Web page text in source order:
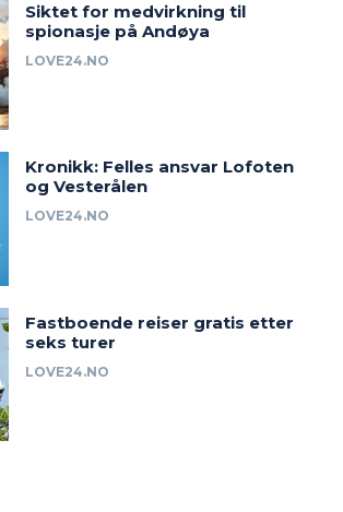
Siktet for medvirkning til
spionasje på Andøya
LOVE24.NO
Kronikk: Felles ansvar Lofoten
og Vesterålen
LOVE24.NO
Fastboende reiser gratis etter
seks turer
LOVE24.NO